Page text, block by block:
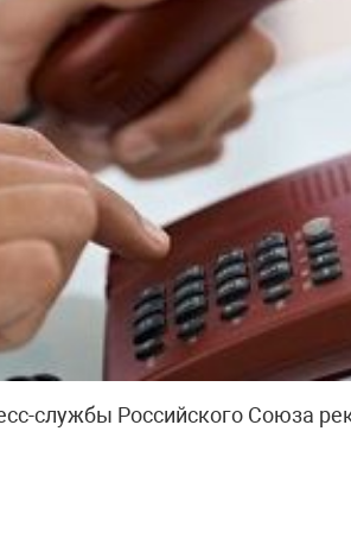
службы Российского Союза